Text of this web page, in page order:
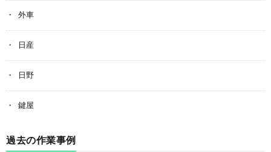
外車
日産
日野
鍵屋
過去の作業事例